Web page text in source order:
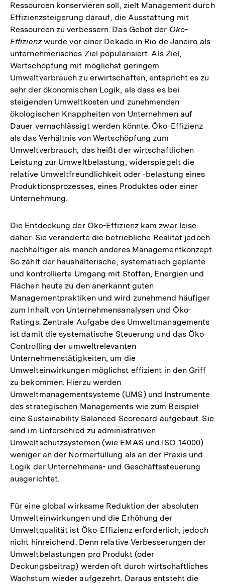
Ressourcen konservieren soll, zielt Management durch
Effizienzsteigerung darauf, die Ausstattung mit
Ressourcen zu verbessern. Das Gebot der Öko-
Effizienzwurde vor einer Dekade in Rio de Janeiro als
unternehmerisches Ziel popularisiert. Als Ziel,
Wertschöpfung mit möglichst geringem
Umweltverbrauch zu erwirtschaften, entspricht es zu
sehr der ökonomischen Logik, als dass es bei
steigenden Umweltkosten und zunehmenden
ökologischen Knappheiten von Unternehmen auf
Dauer vernachlässigt werden könnte. Öko-Effizienz
als das Verhältnis von Wertschöpfung zum
Umweltverbrauch, das heißt der wirtschaftlichen
Leistung zur Umweltbelastung, widerspiegelt die
relative Umweltfreundlichkeit oder -belastung eines
Produktionsprozesses, eines Produktes oder einer
Unternehmung.
Die Entdeckung der Öko-Effizienz kam zwar leise
daher. Sie veränderte die betriebliche Realität jedoch
nachhaltiger als manch anderes Managementkonzept.
So zählt der haushälterische, systematisch geplante
und kontrollierte Umgang mit Stoffen, Energien und
Flächen heute zu den anerkannt guten
Managementpraktiken und wird zunehmend häufiger
zum Inhalt von Unternehmensanalysen und Öko-
Ratings. Zentrale Aufgabe des Umweltmanagements
ist damit die systematische Steuerung und das Öko-
Controlling der umweltrelevanten
Unternehmenstätigkeiten, um die
Umwelteinwirkungen möglichst effizient in den Griff
zu bekommen. Hierzu werden
Umweltmanagementsysteme (UMS) und Instrumente
des strategischen Managements wie zum Beispiel
eine Sustainability Balanced Scorecard aufgebaut. Sie
sind im Unterschied zu administrativen
Umweltschutzsystemen (wie EMAS und ISO 14000)
weniger an der Normerfüllung als an der Praxis und
Logik der Unternehmens- und Geschäftssteuerung
ausgerichtet.
Für eine global wirksame Reduktion der absoluten
Umwelteinwirkungen und die Erhöhung der
Umweltqualität ist Öko-Effizienz erforderlich, jedoch
nicht hinreichend. Denn relative Verbesserungen der
Umweltbelastungen pro Produkt (oder
Deckungsbeitrag) werden oft durch wirtschaftliches
Wachstum wieder aufgezehrt. Daraus entsteht die